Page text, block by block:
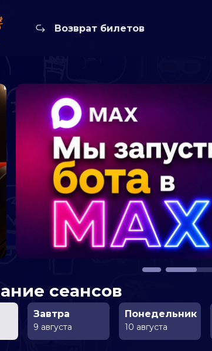
Возврат билетов
сеансов
Завтра
9 августа
Понедельник
10 августа